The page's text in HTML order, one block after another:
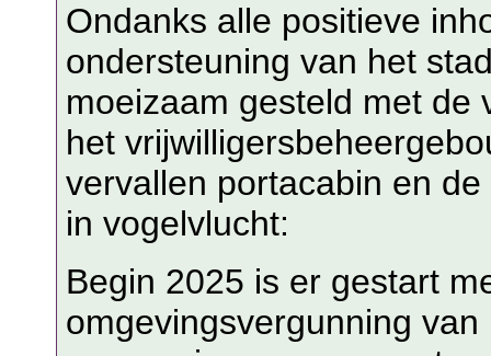
Ondanks alle positieve
ondersteuning van het
moeizaam gesteld met de
het
vervallen portacabin en
in vogelvlucht:
Begin 2025 is er gestart
omgevingsvergunning